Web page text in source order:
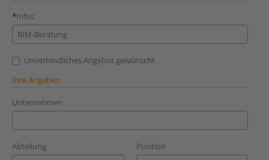
Infos
Unverbindliches Angebot gewünscht
Ihre Angaben
Unternehmen
Abteilung Position